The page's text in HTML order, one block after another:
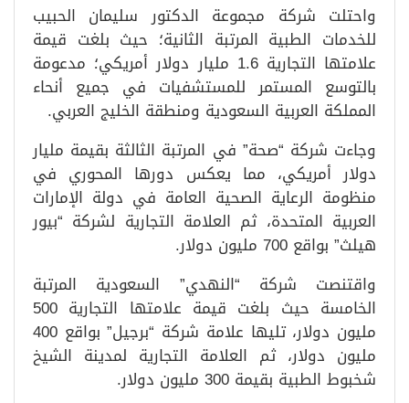
واحتلت شركة مجموعة الدكتور سليمان الحبيب
للخدمات الطبية المرتبة الثانية؛ حيث بلغت قيمة
علامتها التجارية 1.6 مليار دولار أمريكي؛ مدعومة
بالتوسع المستمر للمستشفيات في جميع أنحاء
المملكة العربية السعودية ومنطقة الخليج العربي.
وجاءت شركة “صحة” في المرتبة الثالثة بقيمة مليار
دولار أمريكي، مما يعكس دورها المحوري في
منظومة الرعاية الصحية العامة في دولة الإمارات
العربية المتحدة، ثم العلامة التجارية لشركة “بيور
هيلث” بواقع 700 مليون دولار.
واقتنصت شركة “النهدي” السعودية المرتبة
الخامسة حيث بلغت قيمة علامتها التجارية 500
مليون دولار، تليها علامة شركة “برجيل” بواقع 400
مليون دولار، ثم العلامة التجارية لمدينة الشيخ
شخبوط الطبية بقيمة 300 مليون دولار.